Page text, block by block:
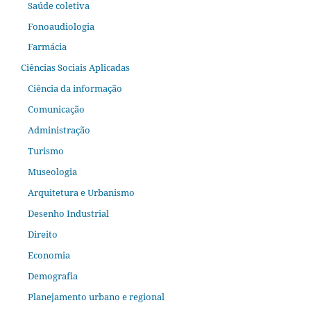
Saúde coletiva
Fonoaudiologia
Farmácia
Ciências Sociais Aplicadas
Ciência da informação
Comunicação
Administração
Turismo
Museologia
Arquitetura e Urbanismo
Desenho Industrial
Direito
Economia
Demografia
Planejamento urbano e regional